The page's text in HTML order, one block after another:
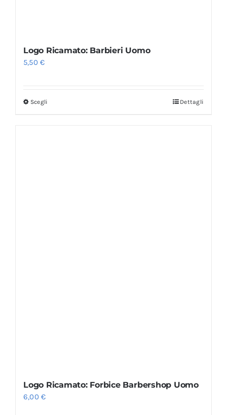
Logo Ricamato: Barbieri Uomo
5,50€
Scegli Dettagli
Logo Ricamato: Forbice Barbershop Uomo
6,00€